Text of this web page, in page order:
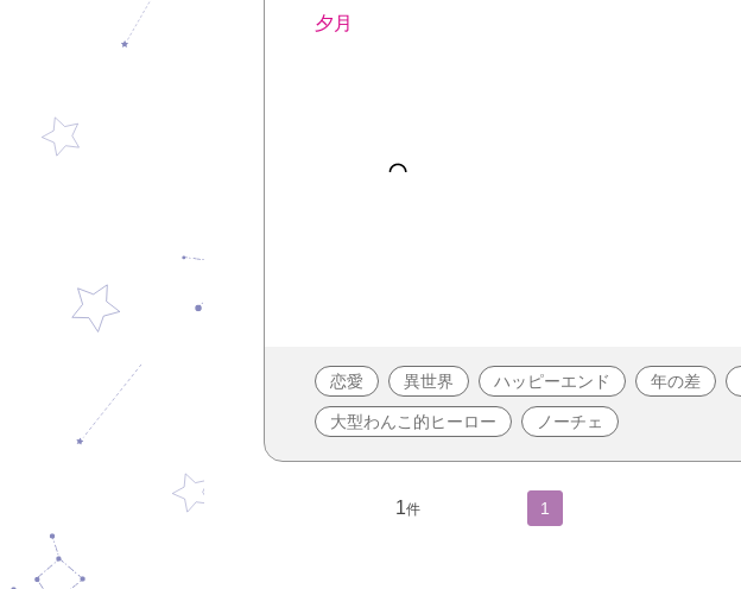
夕月
恋愛 異世界 ハッピーエンド 年の差
大型わんこ的ヒーロー ノーチェ
1件 1